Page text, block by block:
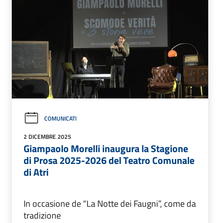
COMUNICATI
2 DICEMBRE 2025
Giampaolo Morelli inaugura la Stagione
di Prosa 2025-2026 del Teatro Comunale
di Atri
In occasione de “La Notte dei Faugni”, come da
tradizione